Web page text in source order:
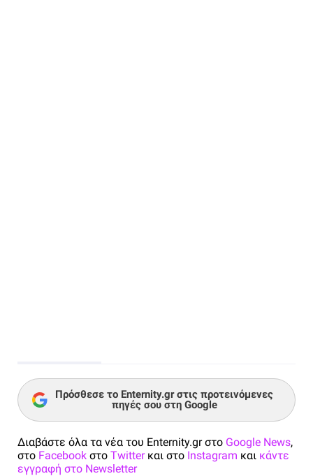
Πρόσθεσε το Enternity.gr στις προτεινόμενες
πηγές σου στη Google
Διαβάστε όλα τα νέα του Enternity.gr στο Google News,
στο Facebook στο Twitterκαι στο Instagram και κάντε
εγγραφή στο Newsletter